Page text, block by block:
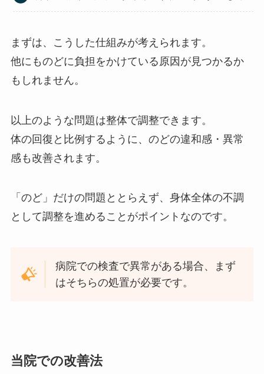
まずは、こうした仕組みが考えられます。
他にものどに負担をかけている原因が見つかるか
もしれません。
以上のような問題は整体で調整できます。
体の回復と比例するように、のどの違和感・異常
感も改善されます。
「のど」だけの問題ととらえず、身体全体の不調
として調整を進めることがポイントなのです。
病院での検査で異常がある場合、まず
はそちらの処置が必要です。
当院での改善法